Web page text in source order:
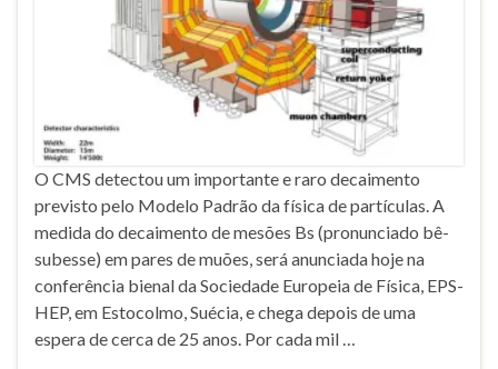
O CMS detectou um importante e raro decaimento
previsto pelo Modelo Padrão da física de partículas. A
medida do decaimento de mesões Bs (pronunciado bê-
subesse) em pares de muões, será anunciada hoje na
conferência bienal da Sociedade Europeia de Física, EPS-
HEP, em Estocolmo, Suécia, e chega depois de uma
espera de cerca de 25 anos. Por cada mil …